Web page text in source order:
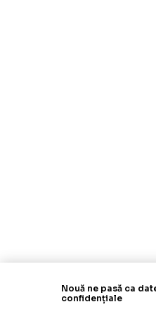
Nouă ne pasă ca
confidențiale